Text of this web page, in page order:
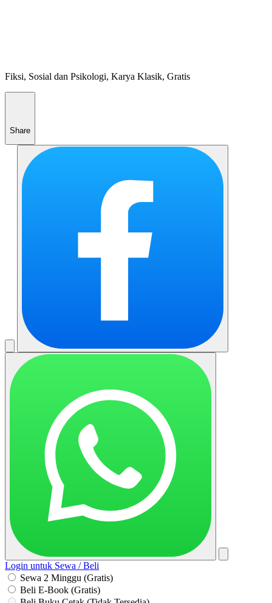
Fiksi, Sosial dan Psikologi, Karya Klasik, Gratis
Share
Login untuk Sewa / Beli
Sewa 2 Minggu (Gratis)
Beli E-Book (Gratis)